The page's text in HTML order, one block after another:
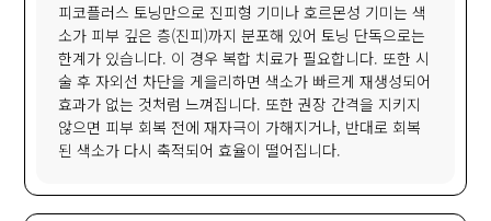
피코플러스 토닝만으로 진피형 기미나 호르몬성 기미는 색
소가 피부 깊은 층(진피)까지 분포해 있어 토닝 단독으로는
한계가 있습니다. 이 경우 복합 치료가 필요합니다. 또한 시
술 후 자외선 차단을 게을리하면 색소가 빠르게 재생성되어
효과가 없는 것처럼 느껴집니다. 또한 권장 간격을 지키지
않으면 피부 회복 전에 재자극이 가해지거나, 반대로 회복
된 색소가 다시 축적되어 효율이 떨어집니다.